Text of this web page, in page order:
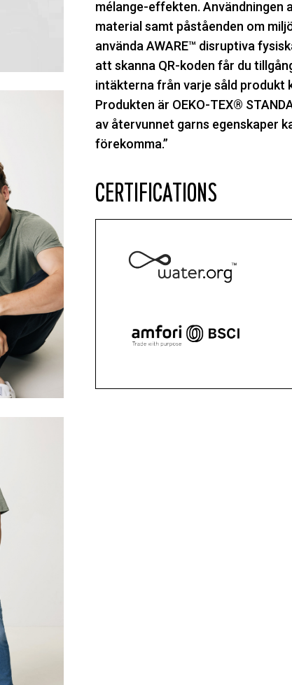
mélange-effekten. Användningen
material samt påståenden om
använda AWARE™ disruptiva
att skanna QR-koden får du
intäkterna från varje såld produkt
Produkten är OEKO-TEX®
av återvunnet garns egenskaper
förekomma.”
CERTIFICATIONS